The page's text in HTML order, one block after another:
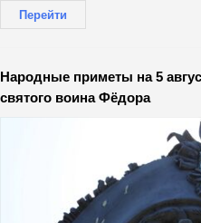
Перейти
Народные приметы на 5
святого воина Фёдора